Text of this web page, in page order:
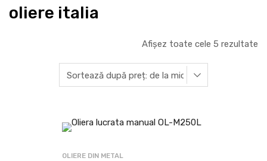
oliere italia
Afișez toate cele 5 rezultate
OLIERE DIN METAL